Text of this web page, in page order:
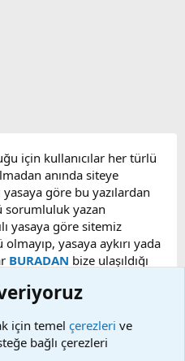
için kullanıcılar her türlü
anında siteye
göre bu yazılardan
sorumluluk yazan
yasaya göre sitemiz
yasaya aykırı yada
BURADAN bize ulaşıldığı
Videolar YouTube,
bu sitelere aittir.
bulunmamaktadır.
için temel çerezleri ve
bağlı çerezleri